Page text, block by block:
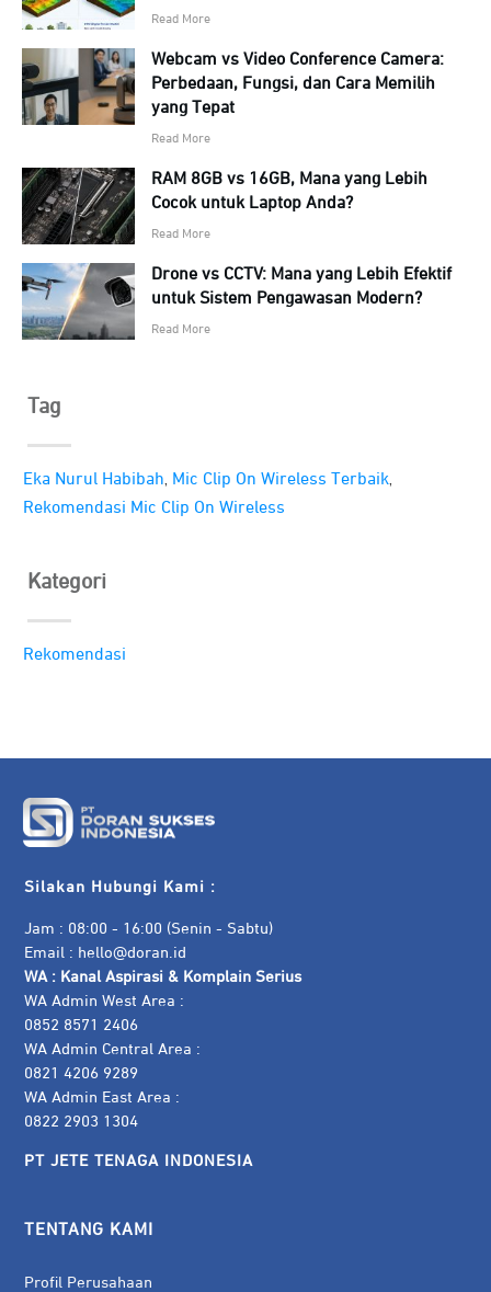
Read More
Webcam vs Video Conference Camera:
Perbedaan, Fungsi, dan Cara Memilih
yang Tepat
Read More
RAM 8GB vs 16GB, Mana yang Lebih
Cocok untuk Laptop Anda?
Read More
Drone vs CCTV: Mana yang Lebih Efektif
untuk Sistem Pengawasan Modern?
Read More
Tag
Eka Nurul Habibah, Mic Clip On Wireless Terbaik,
Rekomendasi Mic Clip On Wireless
Kategori
Rekomendasi
Silakan Hubungi Kami :
Jam : 08:00 - 16:00 (Senin - Sabtu)
Email : hello@doran.id
WA : Kanal Aspirasi & Komplain Serius
WA Admin West Area :
0852 8571 2406
WA Admin Central Area :
0821 4206 9289
WA Admin East Area :
0822 2903 1304
PT JETE TENAGA INDONESIA
TENTANG KAMI
Profil Perusahaan